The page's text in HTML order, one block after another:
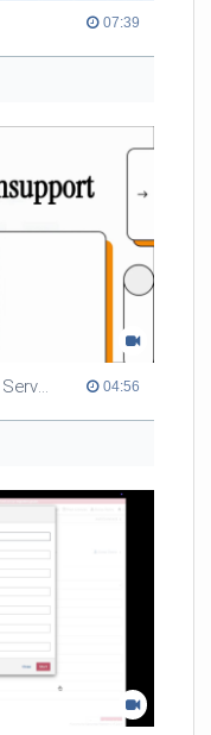
07:39
Video-Tutorial Service-Prozess – ServiceBot Team D 04:56